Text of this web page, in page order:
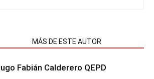
MÁS DE ESTE AUTOR
Fabián Calderero QEPD